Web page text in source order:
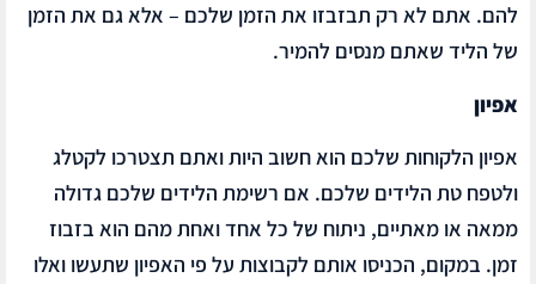
להם. אתם לא רק תבזבזו את הזמן שלכם – אלא גם את הזמן
של הליד שאתם מנסים להמיר.
אפיון
אפיון הלקוחות שלכם הוא חשוב היות ואתם תצטרכו לקטלג
ולטפח טת הלידים שלכם. אם רשימת הלידים שלכם גדולה
ממאה או מאתיים, ניתוח של כל אחד ואחת מהם הוא בזבוז
זמן. במקום, הכניסו אותם לקבוצות על פי האפיון שתעשו ואלו